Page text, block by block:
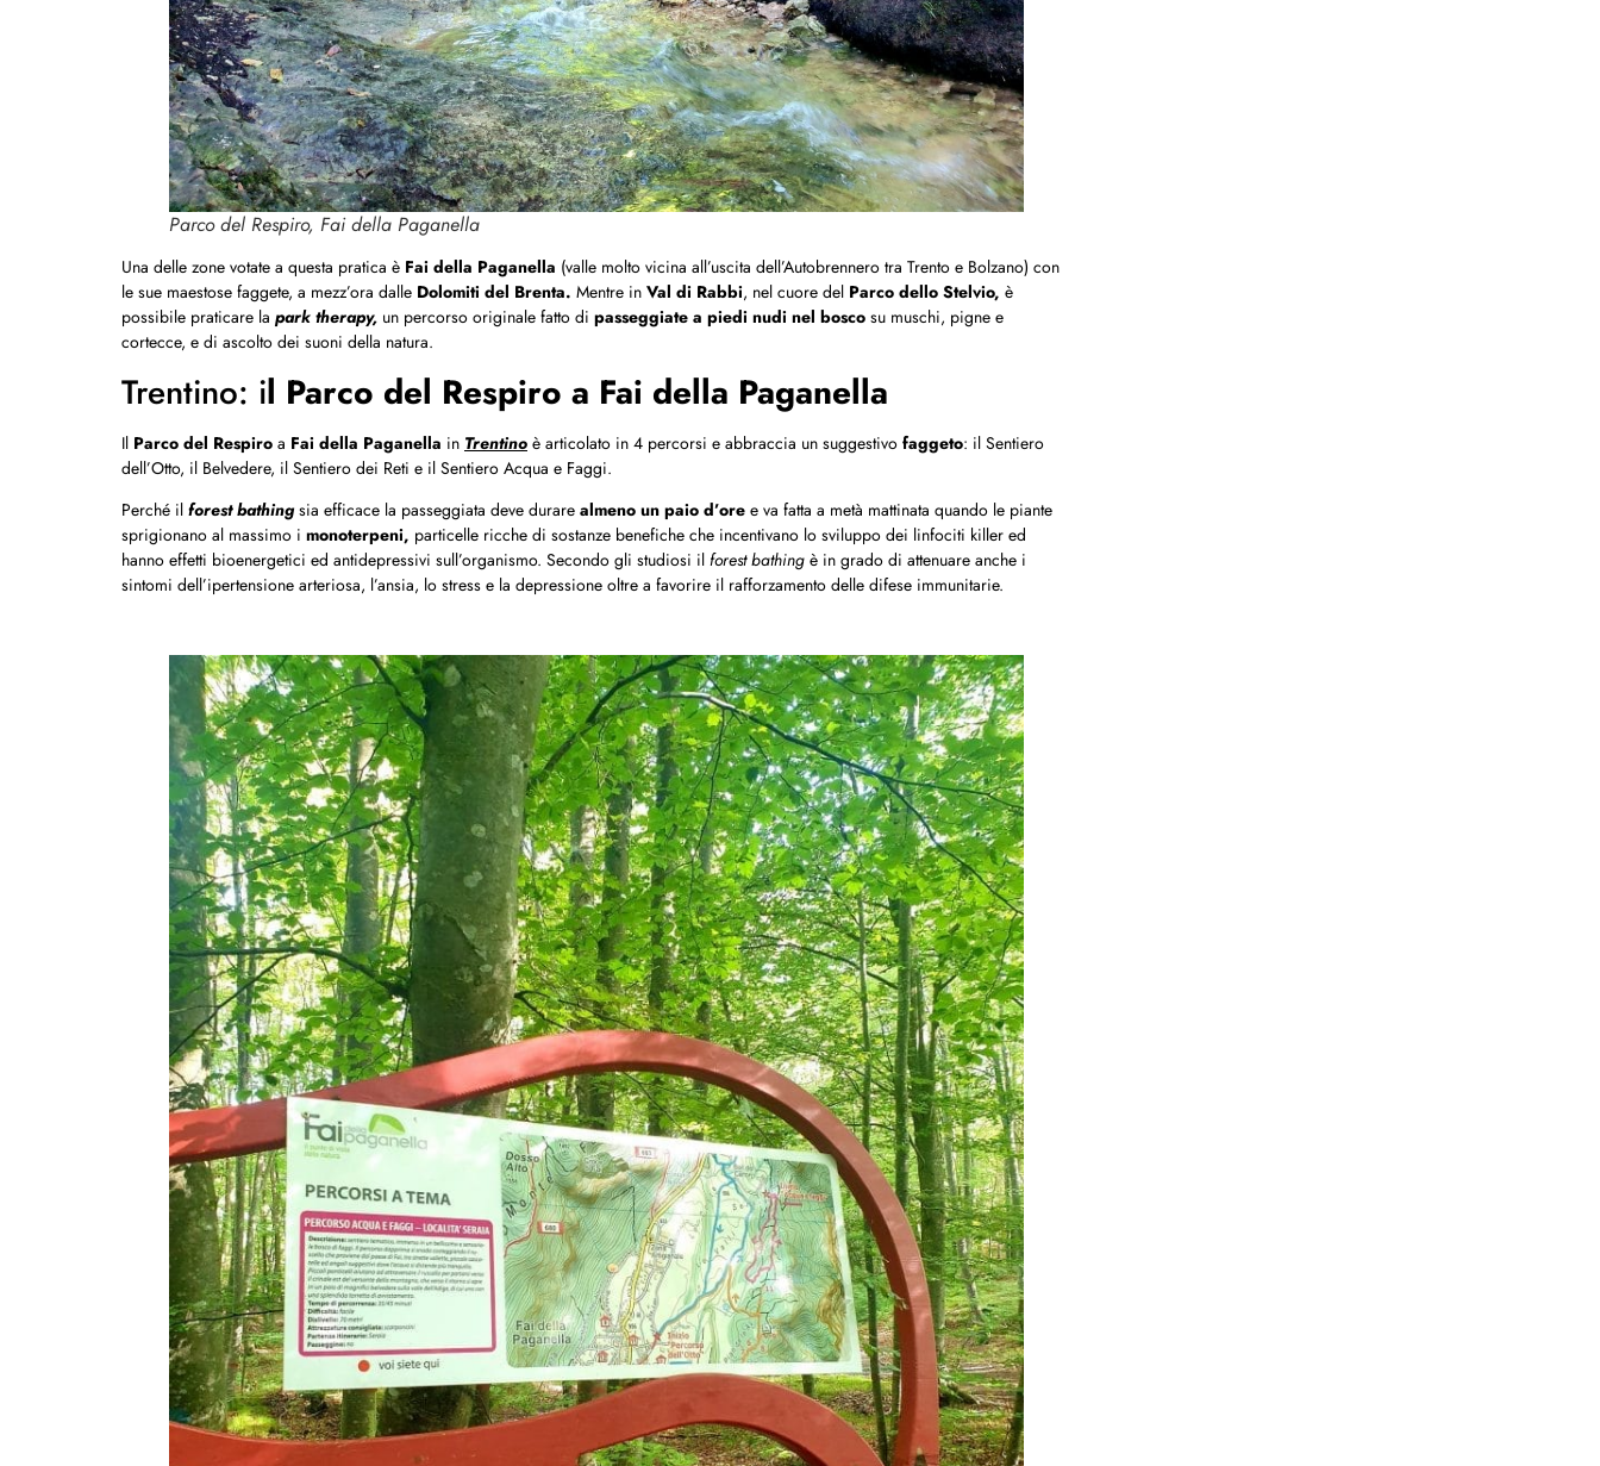
Parco del Respiro, Fai della Paganella
Una delle zone votate a questa pratica è Fai della Paganella (valle molto vicina all’uscita dell’Autobrennero tra Trento e Bolzano) con
le sue maestose faggete, a mezz’ora dalle Dolomiti del Brenta. Mentre in Val di Rabbi, nel cuore del Parco dello Stelvio, è
possibile praticare la park therapy, un percorso originale fatto di passeggiate a piedi nudi nel bosco su muschi, pigne e
cortecce, e di ascolto dei suoni della natura.
Trentino: il Parco del Respiro a Fai della Paganella
Il Parco del Respiro a Fai della Paganella in Trentino è articolato in 4 percorsi e abbraccia un suggestivo faggeto: il Sentiero
dell’Otto, il Belvedere, il Sentiero dei Reti e il Sentiero Acqua e Faggi.
Perché il forest bathing sia efficace la passeggiata deve durare almeno un paio d’ore e va fatta a metà mattinata quando le piante
sprigionano al massimo i monoterpeni, particelle ricche di sostanze benefiche che incentivano lo sviluppo dei linfociti killer ed
hanno effetti bioenergetici ed antidepressivi sull’organismo. Secondo gli studiosi il forest bathing è in grado di attenuare anche i
sintomi dell’ipertensione arteriosa, l’ansia, lo stress e la depressione oltre a favorire il rafforzamento delle difese immunitarie.